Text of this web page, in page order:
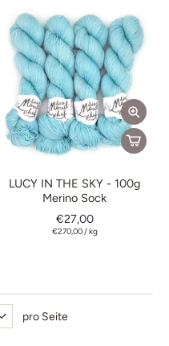
LUCY IN THE SKY - 100g
Merino Sock
€27,00
€270,00/kg
pro Seite